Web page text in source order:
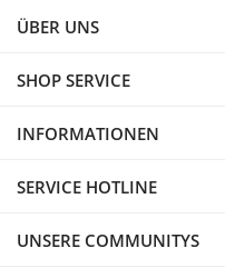
ÜBER UNS
SHOP SERVICE
INFORMATIONEN
SERVICE HOTLINE
UNSERE COMMUNITYS